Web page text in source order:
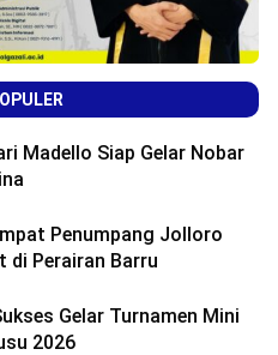
Madello Siap Gelar Nobar
Penumpang Jolloro
di Perairan Barru
Gelar Turnamen Mini
2026